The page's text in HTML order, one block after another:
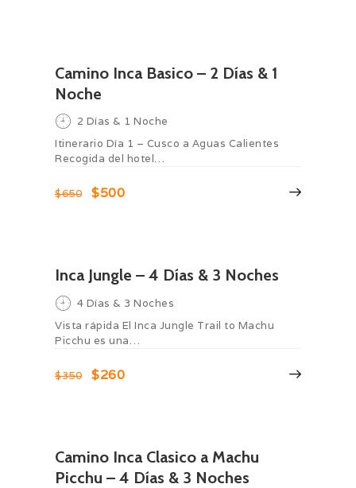
Camino Inca Basico – 2 Días & 1
Noche
2 Días & 1 Noche
Itinerario Día 1 – Cusco a Aguas Calientes
Recogida del hotel…
$650 $500
Inca Jungle – 4 Días & 3 Noches
4 Días & 3 Noches
Vista rápida El Inca Jungle Trail to Machu
Picchu es una…
$350 $260
Camino Inca Clasico a Machu
Picchu – 4 Días & 3 Noches